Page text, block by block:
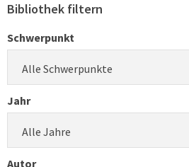
Bibliothek filtern
Schwerpunkt
Alle Schwerpunkte
Jahr
Alle Jahre
Autor